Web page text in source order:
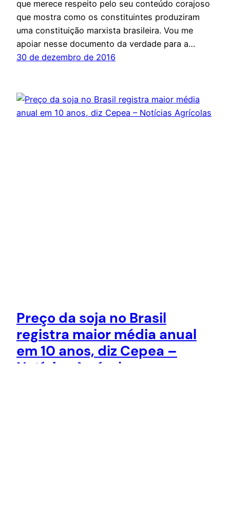
que merece respeito pelo seu conteúdo corajoso
que mostra como os constituintes produziram
uma constituição marxista brasileira. Vou me
apoiar nesse documento da verdade para a…
30 de dezembro de 2016
Preço da soja no Brasil
registra maior média anual
em 10 anos, diz Cepea –
Notícias Agrícolas